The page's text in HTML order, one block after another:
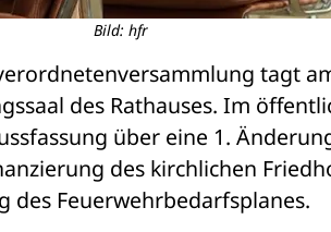
Bild: hfr
tagt
des Rathauses. Im
über eine 1.
des kirchlichen
des Feuerwehrbedarfsplanes.